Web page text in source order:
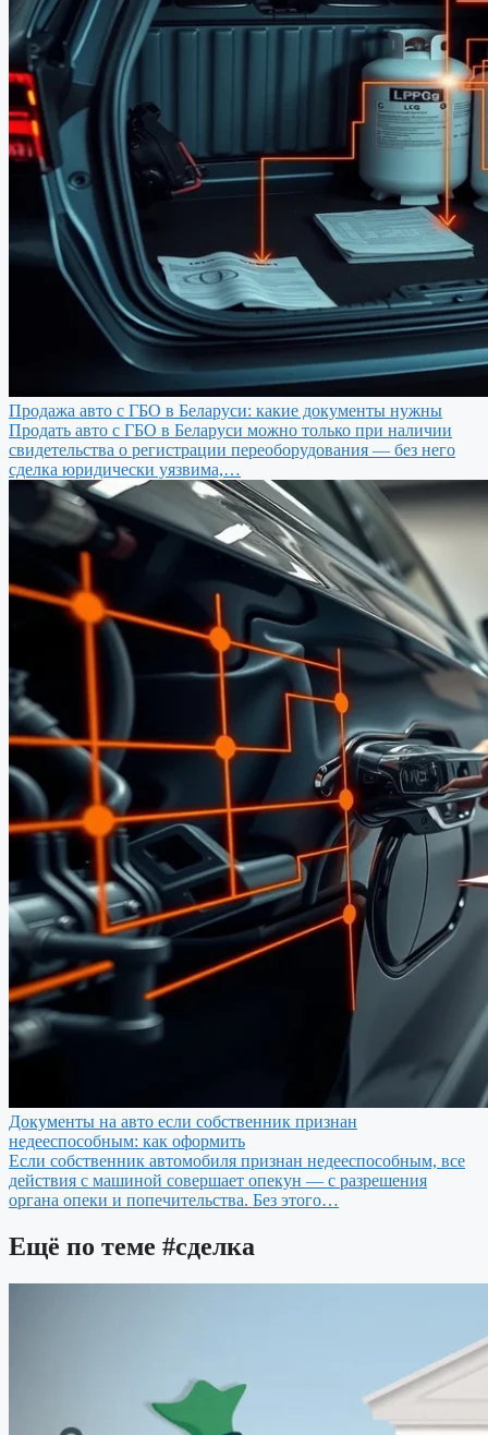
Продажа авто с ГБО в Беларуси: какие документы нужны
Продать авто с ГБО в Беларуси можно только при наличии
свидетельства о регистрации переоборудования — без него
сделка юридически уязвима,…
Документы на авто если собственник признан
недееспособным: как оформить
Если собственник автомобиля признан недееспособным, все
действия с машиной совершает опекун — с разрешения
органа опеки и попечительства. Без этого…
Ещё по теме #сделка